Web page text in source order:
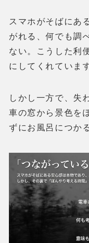
スマホがそばにあ
がれる、何でも調
ない。こうした利
にしてくれていま
しかし一方で、失
車の窓から景色を
ずにお風呂につか